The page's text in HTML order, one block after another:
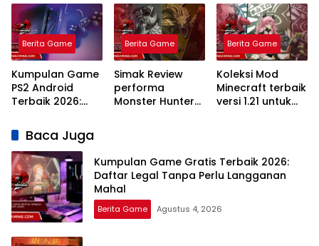
Perlu Langganan
Mahal
Panduan
Mainnya
Resmi dan
Layanan Cloud
Gaming Terbaik
Berita Game
Kumpulan Game
PS2 Android
Terbaik 2026:
Emulator dan
Judul Legendaris
Tanpa Lag
Berita Game
Simak Review
performa
Monster Hunter
Berita Game
Koleksi Mod
Minecraft terbaik
versi 1.21 untuk
Baca Juga
Kumpulan Game Gratis Terbaik 2026:
Daftar Legal Tanpa Perlu Langganan
Mahal
Berita Game Agustus 4, 2026